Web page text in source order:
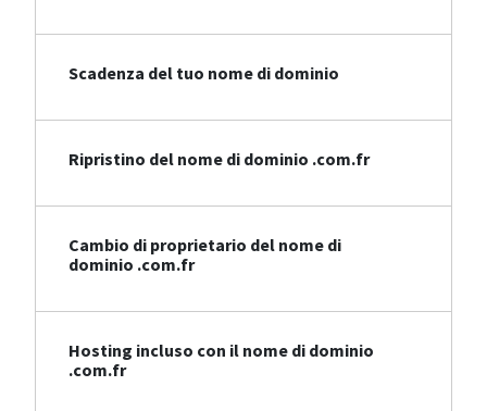
Scadenza del tuo nome di dominio
Ripristino del nome di dominio .com.fr
Cambio di proprietario del nome di
dominio .com.fr
Hosting incluso con il nome di dominio
.com.fr